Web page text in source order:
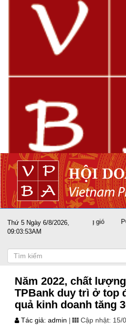
Thứ 5 Ngày 6/8/2026,
09:03:54AM
nghiệp vượt sóng gió PGS.TS
Năm 2022, chất
TPBank duy trì ở top
quả kinh doanh tăng
Tác giả: admin Cập nhật: 15/